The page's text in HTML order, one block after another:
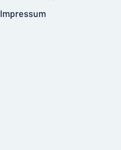
Impressum